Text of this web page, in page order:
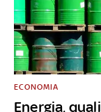
Energia,
ECONOMIA